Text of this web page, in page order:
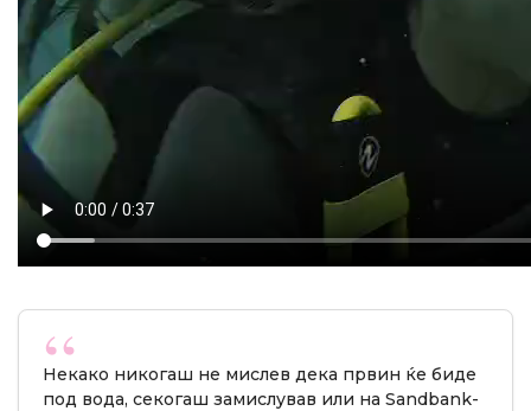
Некако никогаш не мислев дека првин ќе биде
под вода, секогаш замислував или на Sandbank-